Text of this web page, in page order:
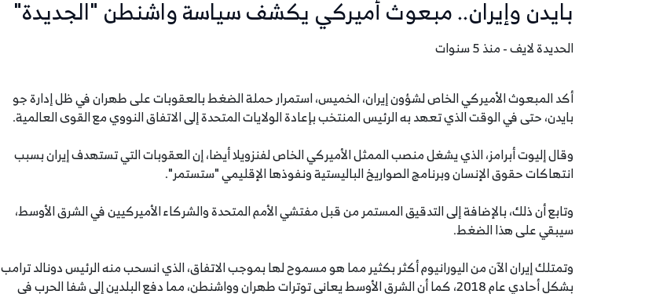
بايدن وإيران.. مبعوث أميركي يكشف سياسة واشنطن "الجديدة"
الحديدة لايف - منذ 5 سنوات
أكد المبعوث الأميركي الخاص لشؤون إيران، الخميس، استمرار حملة الضغط بالعقوبات على طهران في ظل إدارة جو
بايدن، حتى في الوقت الذي تعهد به الرئيس المنتخب بإعادة الولايات المتحدة إلى الاتفاق النووي مع القوى العالمية.
وقال إليوت أبرامز، الذي يشغل منصب الممثل الأميركي الخاص لفنزويلا أيضا، إن العقوبات التي تستهدف إيران بسبب
انتهاكات حقوق الإنسان وبرنامج الصواريخ الباليستية ونفوذها الإقليمي "ستستمر".
وتابع أن ذلك، بالإضافة إلى التدقيق المستمر من قبل مفتشي الأمم المتحدة والشركاء الأميركيين في الشرق الأوسط،
سيبقي على هذا الضغط.
وتمتلك إيران الآن من اليورانيوم أكثر بكثير مما هو مسموح لها بموجب الاتفاق، الذي انسحب منه الرئيس دونالد ترامب
بشكل أحادي عام 2018، كما أن الشرق الأوسط يعاني توترات طهران وواشنطن، مما دفع البلدين إلى شفا الحرب في